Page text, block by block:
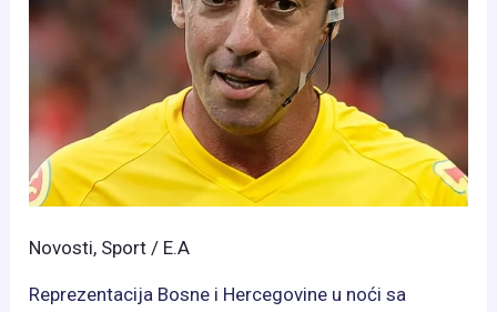
Novosti, Sport / E.A
Reprezentacija Bosne i Hercegovine u noći sa